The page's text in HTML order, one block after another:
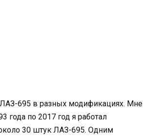
695 в разных модификациях. Мне
года по 2017 год я работал
30 штук ЛАЗ-695. Одним